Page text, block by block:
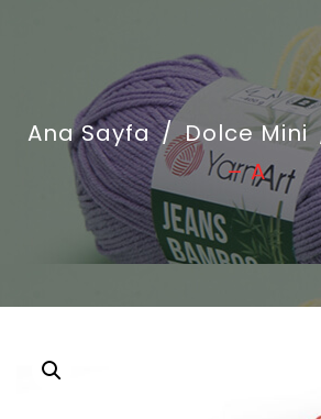
Ana Sayfa / Dolce Mini
– A